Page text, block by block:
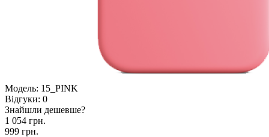
Модель: 15_PINK
Відгуки: 0
Знайшли дешевше?
1 054 грн.
999 грн.